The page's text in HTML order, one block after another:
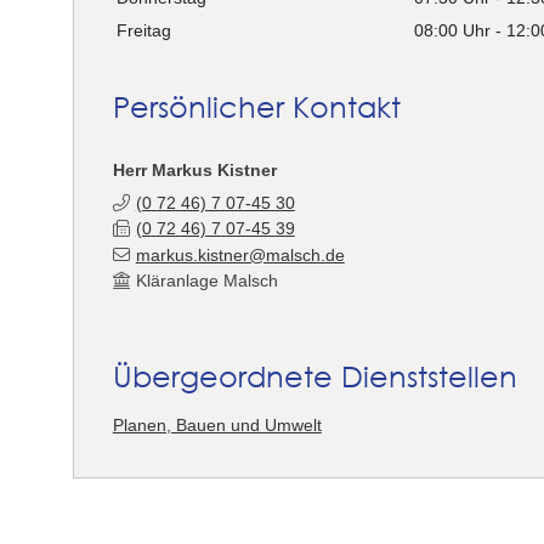
Freitag
08:00 Uhr-
Persönlicher Kontakt
Herr Markus Kistner
(0 72 46) 7 07-45 30
(0 72 46) 7 07-45 39
markus.kistner@malsch.de
Kläranlage Malsch
Übergeordnete Dienststellen
Planen, Bauen und Umwelt